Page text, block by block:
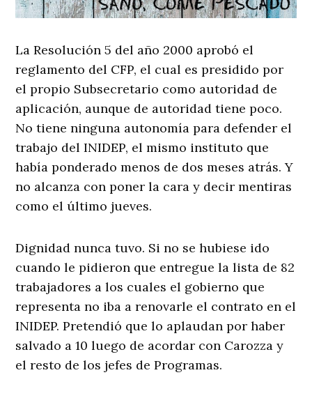
La Resolución 5 del año 2000 aprobó el
reglamento del CFP, el cual es presidido por
el propio Subsecretario como autoridad de
aplicación, aunque de autoridad tiene poco.
No tiene ninguna autonomía para defender el
trabajo del INIDEP, el mismo instituto que
había ponderado menos de dos meses atrás. Y
no alcanza con poner la cara y decir mentiras
como el último jueves.
Dignidad nunca tuvo. Si no se hubiese ido
cuando le pidieron que entregue la lista de 82
trabajadores a los cuales el gobierno que
representa no iba a renovarle el contrato en el
INIDEP. Pretendió que lo aplaudan por haber
salvado a 10 luego de acordar con Carozza y
el resto de los jefes de Programas.